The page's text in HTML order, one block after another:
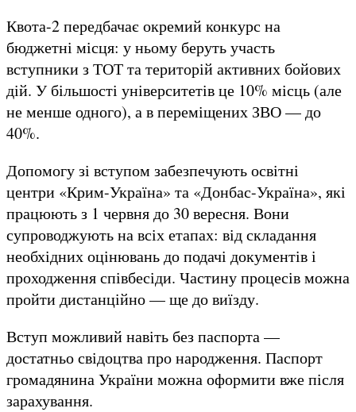
Квота-2 передбачає окремий конкурс на
бюджетні місця: у ньому беруть участь
вступники з ТОТ та територій активних бойових
дій. У більшості університетів це 10% місць (але
не менше одного), а в переміщених ЗВО — до
40%.
Допомогу зі вступом забезпечують освітні
центри «Крим-Україна» та «Донбас-Україна», які
працюють з 1 червня до 30 вересня. Вони
супроводжують на всіх етапах: від складання
необхідних оцінювань до подачі документів і
проходження співбесіди. Частину процесів можна
пройти дистанційно — ще до виїзду.
Вступ можливий навіть без паспорта —
достатньо свідоцтва про народження. Паспорт
громадянина України можна оформити вже після
зарахування.